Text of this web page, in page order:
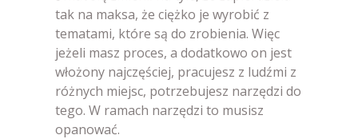
tak na maksa, że ciężko je wyrobić z
tematami, które są do zrobienia. Więc
jeżeli masz proces, a dodatkowo on jest
włożony najczęściej, pracujesz z ludźmi z
różnych miejsc, potrzebujesz narzędzi do
tego. W ramach narzędzi to musisz
opanować.